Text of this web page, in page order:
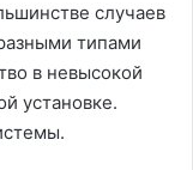
случаев
типами
в невысокой
установке.